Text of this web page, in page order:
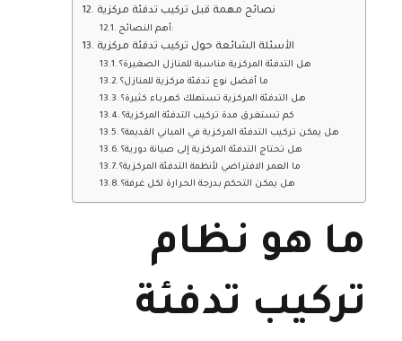
نصائح مهمة قبل تركيب تدفئة مركزية
أهم النصائح:
الأسئلة الشائعة حول تركيب تدفئة مركزية
هل التدفئة المركزية مناسبة للمنازل الصغيرة؟
ما أفضل نوع تدفئة مركزية للمنازل؟
هل التدفئة المركزية تستهلك كهرباء كثيرة؟
كم تستغرق مدة تركيب التدفئة المركزية؟
هل يمكن تركيب التدفئة المركزية في المباني القديمة؟
هل تحتاج التدفئة المركزية إلى صيانة دورية؟
ما العمر الافتراضي لأنظمة التدفئة المركزية؟
هل يمكن التحكم بدرجة الحرارة لكل غرفة؟
ما هو نظام
تركيب تدفئة